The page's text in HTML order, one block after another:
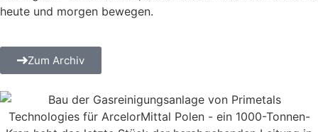
heute und morgen bewegen.
Zum Archiv